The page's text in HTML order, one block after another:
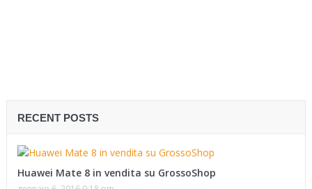
RECENT POSTS
Huawei Mate 8 in vendita su GrossoShop